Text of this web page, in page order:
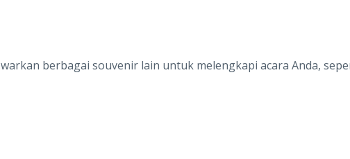
berbagai souvenir lain untuk melengkapi acara Anda,